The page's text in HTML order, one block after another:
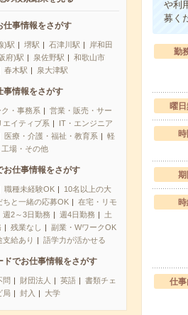
仕事情報をさがす
)駅 堺駅 石津川駅
岸和田
府)駅 泉佐野駅
和歌山市
春木駅 泉大津駅
事情報をさがす
・事務系
営業・販売・サー
エイティブ系
IT・エンジニア
医療・介護・福祉・教育系
軽
場・その他
お仕事情報をさがす
職種未経験OK
10名以上の大
ちと一緒の応募OK
在宅・リモ
週2～3日勤務 週4日勤務
土
残業なし
副業・WワークOK
支給あり
語学力が活かせる
ドでお仕事情報をさがす
問 財団法人 英語
書類チェ
局 封入 大学
や利
募く
勤
曜
時
期
仕